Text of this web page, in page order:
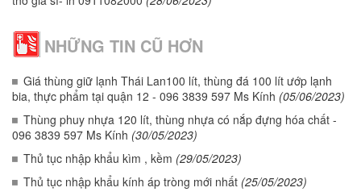
NHỮNG TIN CŨ HƠN
Giá thùng giữ lạnh Thái Lan100 lít, thùng đá 100 lít ướp lạnh
bia, thực phẩm tại quận 12 - 096 3839 597 Ms Kính (05/06/2023)
Thùng phuy nhựa 120 lít, thùng nhựa có nắp đựng hóa chất -
096 3839 597 Ms Kính (30/05/2023)
Thủ tục nhập khẩu kìm , kềm (29/05/2023)
Thủ tục nhập khẩu kính áp tròng mới nhất (25/05/2023)